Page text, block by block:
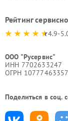
Рейтинг
4.9-
ООО "Русервис"
ИНН 7702633247
ОГРН
Поделиться в соц.